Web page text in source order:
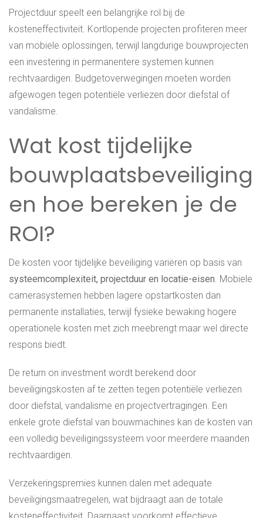
Projectduur speelt een belangrijke rol bij de
kosteneffectiviteit. Kortlopende projecten profiteren meer
van mobiele oplossingen, terwijl langdurige bouwprojecten
een investering in permanentere systemen kunnen
rechtvaardigen. Budgetoverwegingen moeten worden
afgewogen tegen potentiële verliezen door diefstal of
vandalisme.
Wat kost tijdelijke
bouwplaatsbeveiliging
en hoe bereken je de
ROI?
De kosten voor tijdelijke beveiliging variëren op basis van
systeemcomplexiteit, projectduur en locatie-eisen. Mobiele
camerasystemen hebben lagere opstartkosten dan
permanente installaties, terwijl fysieke bewaking hogere
operationele kosten met zich meebrengt maar wel directe
respons biedt.
De return on investment wordt berekend door
beveiligingskosten af te zetten tegen potentiële verliezen
door diefstal, vandalisme en projectvertragingen. Een
enkele grote diefstal van bouwmachines kan de kosten van
een volledig beveiligingssysteem voor meerdere maanden
rechtvaardigen.
Verzekeringspremies kunnen dalen met adequate
beveiligingsmaatregelen, wat bijdraagt aan de totale